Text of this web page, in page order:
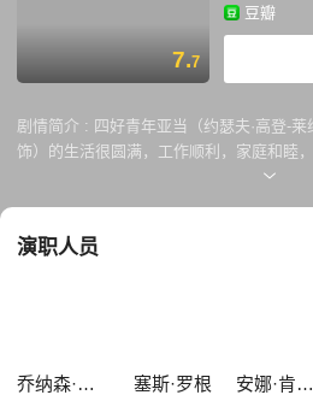
7.7
豆瓣
剧情简介 : 四好青年亚当（约瑟夫·高登-
饰）的生活很圆满，工作顺利，家庭和睦
背痛居然被确诊为治愈率50/50的癌症。疾
Seth Rogen 饰）一直用他特有的方式不离
边。 影片由编剧威尔·里瑟尔的真实经历
演职人员
乔纳森·莱文 塞斯·罗根 安娜·肯德里克